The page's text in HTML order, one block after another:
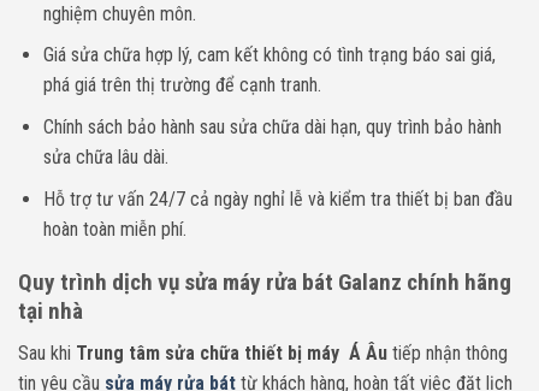
nghiệm chuyên môn.
Giá sửa chữa hợp lý, cam kết không có tình trạng báo sai giá,
phá giá trên thị trường để cạnh tranh.
Chính sách bảo hành sau sửa chữa dài hạn, quy trình bảo hành
sửa chữa lâu dài.
Hỗ trợ tư vấn 24/7 cả ngày nghỉ lễ và kiểm tra thiết bị ban đầu
hoàn toàn miễn phí.
Quy trình dịch vụ sửa máy rửa bát Galanz chính hãng
tại nhà
Sau khi Trung tâm sửa chữa thiết bị máy Á Âu tiếp nhận thông
tin yêu cầu sửa máy rửa bát từ khách hàng, hoàn tất việc đặt lịch